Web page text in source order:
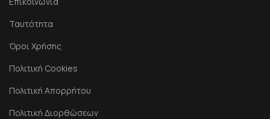
Ταυτότητα
Όροι Χρήσης
Πολιτική Cookies
Πολιτική Απορρήτου
Πολιτική Διορθώσεων